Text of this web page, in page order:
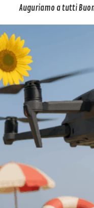
L’app DJI Fly si
Auguriamo a tutti